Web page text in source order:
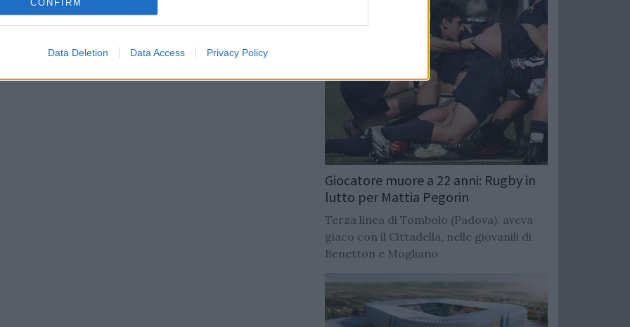
CONFIRM
Data Deletion Data Access Privacy Policy
Giocatore muore a 22 anni: Rugby in
lutto per Mattia Pegorin
Terza linea di Tombolo (Padova), aveva
giaco con il Cittadella, nelle giovanili di
Benetton e Mogliano